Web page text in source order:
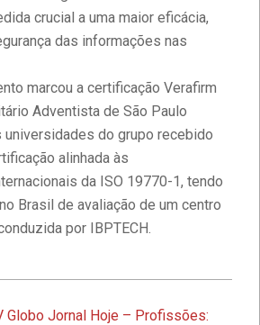
crucial a uma maior eficácia,
das informações nas
marcou a certificação Verafirm
Adventista de São Paulo
universidades do grupo recebido
alinhada às
da ISO 19770-1, tendo
Brasil de avaliação de um centro
por IBPTECH.
Globo Jornal Hoje – Profissões:
através da Educação de
IBPTECH e SBSeg 2023